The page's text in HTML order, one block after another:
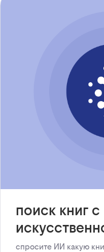
поиск книг
спросите ИИ какую